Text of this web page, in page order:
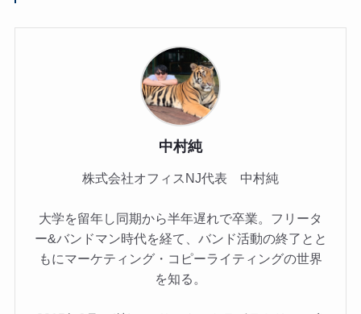
中村純
株式会社オフィスNJ代表 中村純
大学を留年し同期から半年遅れで卒業。フリータ
ー&バンドマン時代を経て、バンド活動の終了とと
もにマーケティング・コピーライティングの世界
を知る。